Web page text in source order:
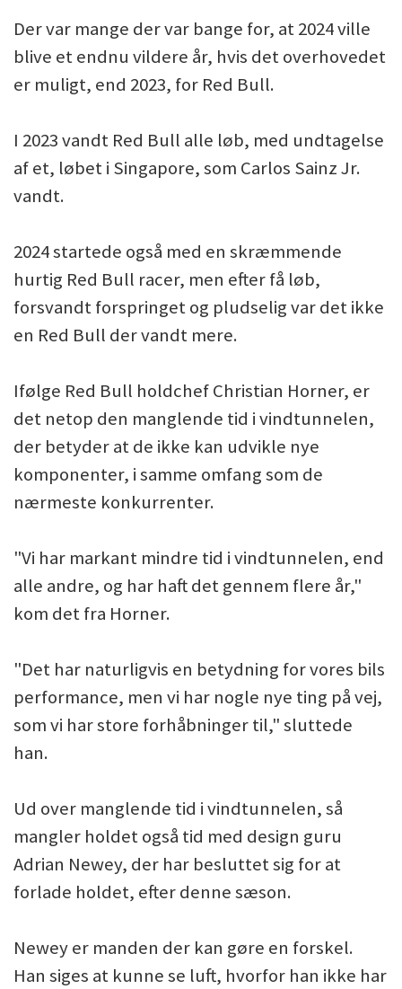
Der var mange der var bange for, at 2024 ville
blive et endnu vildere år, hvis det overhovedet
er muligt, end 2023, for Red Bull.
I 2023 vandt Red Bull alle løb, med undtagelse
af et, løbet i Singapore, som Carlos Sainz Jr.
vandt.
2024 startede også med en skræmmende
hurtig Red Bull racer, men efter få løb,
forsvandt forspringet og pludselig var det ikke
en Red Bull der vandt mere.
Ifølge Red Bull holdchef Christian Horner, er
det netop den manglende tid i vindtunnelen,
der betyder at de ikke kan udvikle nye
komponenter, i samme omfang som de
nærmeste konkurrenter.
"Vi har markant mindre tid i vindtunnelen, end
alle andre, og har haft det gennem flere år,"
kom det fra Horner.
"Det har naturligvis en betydning for vores bils
performance, men vi har nogle nye ting på vej,
som vi har store forhåbninger til," sluttede
han.
Ud over manglende tid i vindtunnelen, så
mangler holdet også tid med design guru
Adrian Newey, der har besluttet sig for at
forlade holdet, efter denne sæson.
Newey er manden der kan gøre en forskel.
Han siges at kunne se luft, hvorfor han ikke har